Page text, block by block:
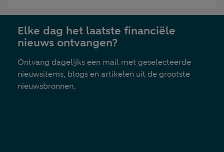
nieuwe
tab
Elke dag het laatste financiële
nieuws ontvangen?
Ontvang dagelijks een mail met geselecteerde
nieuwsitems, blogs en artikelen uit de grootste
nieuwsbronnen.